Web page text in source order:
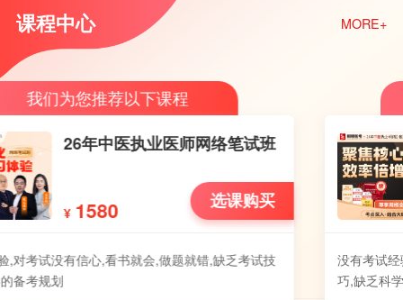
课程中心 MORE+
我们为您推荐以下课程
26年中医执业医师网络笔试班
1580 选课购买
没有考试经验,对考试没有信心,看书就会,做题就错,缺乏考试技
巧,缺乏科学的备考规划